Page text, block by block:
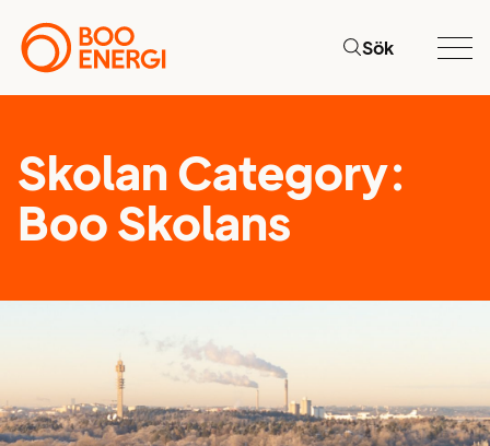
Sök
Skolan Category:
Boo Skolans